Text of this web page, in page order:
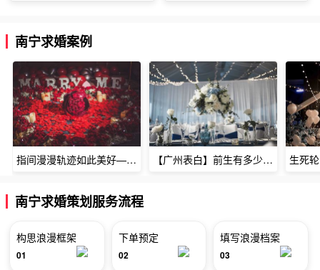
南宁求婚案例
指间漫漫轨迹如此美好——深圳烈焰玫瑰生日惊喜 【广州表白】前生有多少未尽的缘7张
南宁求婚策划服务流程
构思浪漫框架
01
下单预定
02
填写浪漫档案
03